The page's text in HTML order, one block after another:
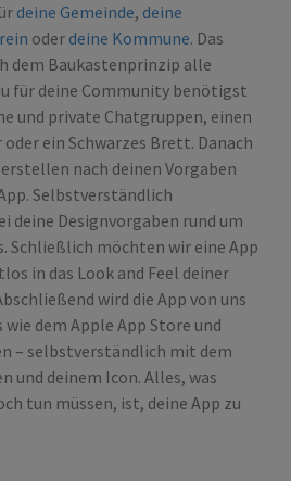
deine Gemeinde, deine
oder deine Kommune. Das
dem Baukastenprinzip alle
für deine Community benötigst
und private Chatgruppen, einen
ein Schwarzes Brett. Danach
nach deinen Vorgaben
Selbstverständlich
deine Designvorgaben rund um
Schließlich möchten wir eine App
in das Look and Feel deiner
wird die App von uns
dem Apple App Store und
– selbstverständlich mit dem
und deinem Icon. Alles, was
tun müssen, ist, deine App zu